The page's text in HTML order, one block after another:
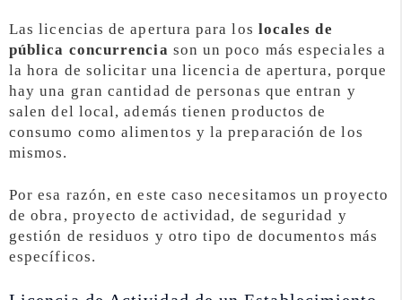
Las licencias de apertura para los locales de
pública concurrencia son un poco más especiales a
la hora de solicitar una licencia de apertura, porque
hay una gran cantidad de personas que entran y
salen del local, además tienen productos de
consumo como alimentos y la preparación de los
mismos.
Por esa razón, en este caso necesitamos un proyecto
de obra, proyecto de actividad, de seguridad y
gestión de residuos y otro tipo de documentos más
específicos.